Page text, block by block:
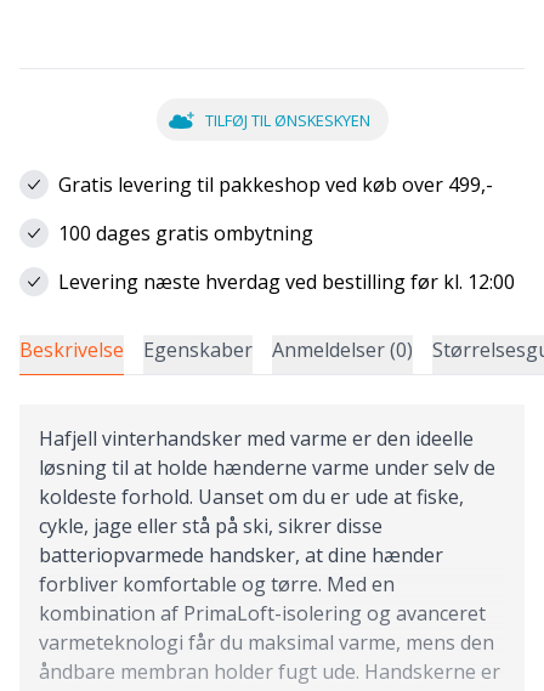
TILFØJ TIL ØNSKESKYEN
Gratis levering til pakkeshop ved køb over 499,-
100 dages gratis ombytning
Levering næste hverdag ved bestilling før kl. 12:00
Beskrivelse Egenskaber Anmeldelser (0)
Hafjell vinterhandsker med varme er den ideelle
løsning til at holde hænderne varme under selv de
koldeste forhold. Uanset om du er ude at fiske,
cykle, jage eller stå på ski, sikrer disse
batteriopvarmede handsker, at dine hænder
forbliver komfortable og tørre. Med en
kombination af PrimaLoft-isolering og avanceret
varmeteknologi får du maksimal varme, mens den
åndbare membran holder fugt ude. Handskerne er